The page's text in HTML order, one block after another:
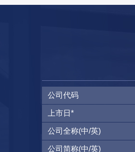
公司代码
上市日*
公司全称(中/英)
公司简称(中/英)